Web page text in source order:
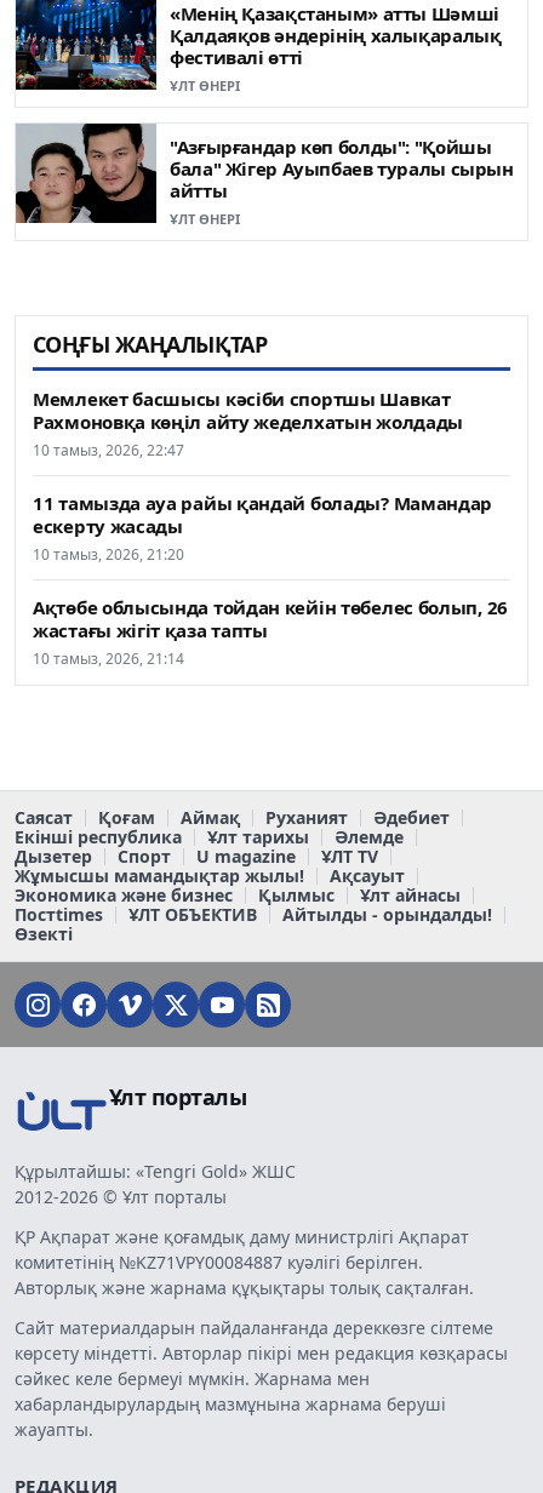
«Менің Қазақстаным» атты Шәмші
Қалдаяқов әндерінің халықаралық
фестивалі өтті
ҰЛТ ӨНЕРІ
"Азғырғандар көп болды": "Қойшы
бала" Жігер Ауыпбаев туралы сырын
айтты
ҰЛТ ӨНЕРІ
СОҢҒЫ ЖАҢАЛЫҚТАР
Мемлекет басшысы кәсіби спортшы Шавкат
Рахмоновқа көңіл айту жеделхатын жолдады
10 тамыз, 2026, 22:47
11 тамызда ауа райы қандай болады? Мамандар
ескерту жасады
10 тамыз, 2026, 21:20
Ақтөбе облысында тойдан кейін төбелес болып, 26
жастағы жігіт қаза тапты
10 тамыз, 2026, 21:14
Саясат Қоғам Аймақ Руханият
Әдебиет
Екінші республика
Ұлт тарихы
Әлемде
Дызетер
Спорт U magazine
ҰЛТ TV
Жұмысшы мамандықтар жылы!
Ақсауыт
Экономика және бизнес
Қылмыс
Ұлт айнасы
Постtimes
ҰЛТ ОБЪЕКТИВ
Айтылды - орындалды!
Өзекті
Ұлт порталы
Құрылтайшы: «Tengri Gold» ЖШС
2012-2026 © Ұлт порталы
ҚР Ақпарат және қоғамдық даму министрлігі Ақпарат
комитетінің №KZ71VPY00084887 куәлігі берілген.
Авторлық және жарнама құқықтары толық сақталған.
Сайт материалдарын пайдаланғанда дереккөзге сілтеме
көрсету міндетті. Авторлар пікірі мен редакция көзқарасы
сәйкес келе бермеуі мүмкін. Жарнама мен
хабарландырулардың мазмұнына жарнама беруші
жауапты.
РЕДАКЦИЯ